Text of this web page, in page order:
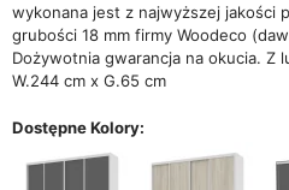
wykonana jest z najwyższej jakości
grubości 18 mm firmy Woodeco
Dożywotnia gwarancja na okucia. Z
W.244 cm x G.65 cm
Dostępne Kolory: